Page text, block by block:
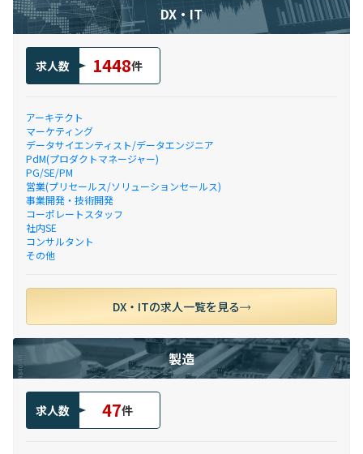
DX・IT
求人数 1448件
アーキテクト
マーケティング
データサイエンティスト/データエンジニア
PdM(プロダクトマネージャー)
PG/SE/PM
営業(プリセールス/ソリューションセールス)
事業開発・技術開発
コーポレートスタッフ
社内SE
コンサルタント
その他
DX・ITの求人一覧を見る
製造
求人数 47件